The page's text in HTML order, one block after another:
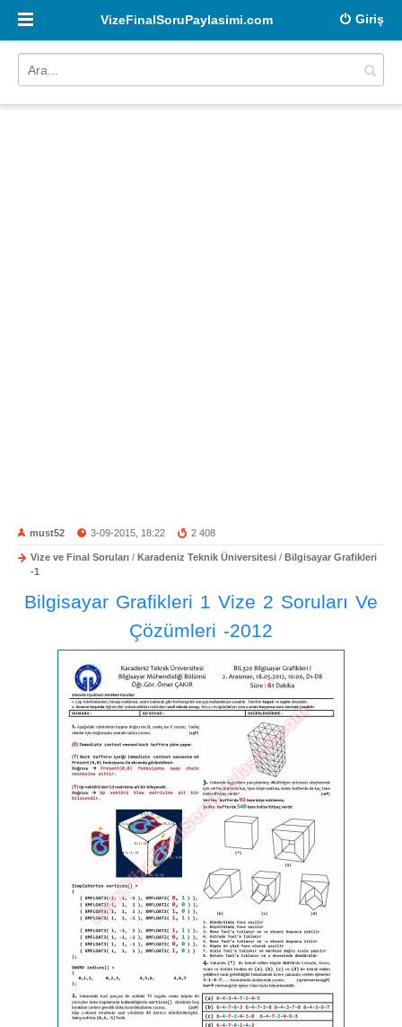
Giriş
VizeFinalSoruPaylasimi.com
must52 3-09-2015, 18:22 2 408
Vize ve Final Soruları / Karadeniz Teknik Üniversitesi / Bilgisayar Grafikleri
-1
Bilgisayar Grafikleri 1 Vize 2 Soruları Ve
Çözümleri -2012